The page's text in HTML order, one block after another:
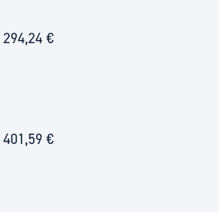
294,24 €
401,59 €